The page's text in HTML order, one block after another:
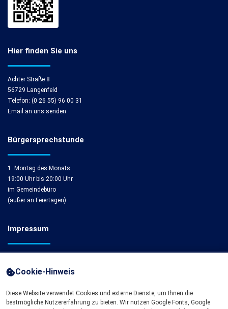
Hier finden Sie uns
Achter Straße 8
56729 Langenfeld
Telefon: (0 26 55) 96 00 31
Email an uns senden
Bürgersprechstunde
1. Montag des Monats
19:00 Uhr bis 20:00 Uhr
im Gemeindebüro
(außer an Feiertagen)
Impressum
Cookie-Einstellungen
Cookie-Hinweis
Diese Website verwendet Cookies und externe Dienste, um Ihnen die
bestmögliche Nutzererfahrung zu bieten. Wir nutzen Google Fonts, Google